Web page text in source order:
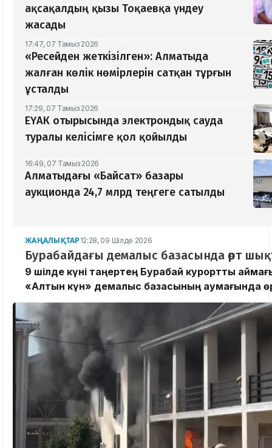
ақсақалдың қызы Тоқаевқа үндеу
жасады
17:47, 07 Тамыз 2026
«Ресейден жеткізілген»: Алматыда
жалған көлік нөмірлерін сатқан тұрғын
ұсталды
17:29, 07 Тамыз 2026
ЕҮАК отырысында электрондық сауда
туралы келісімге қол қойылды
16:49, 07 Тамыз 2026
Алматыдағы «Байсат» базары
аукционда 24,7 млрд теңгеге сатылды
ЖАҢАЛЫҚТАР 12:28, 09 Шілде 2026
Бурабайдағы демалыс базасында өрт
9 шілде күні таңертең Бурабай курорттық
«Алтын күн» демалыс базасының аумағында